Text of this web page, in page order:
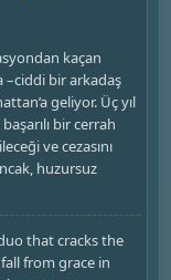
kaçan
–ciddi bir arkadaş
geliyor. Üç yıl
bir cerrah
ve cezasını
huzursuz
that cracks the
from grace in